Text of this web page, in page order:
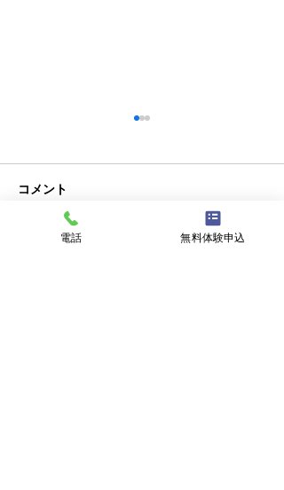
テニス体験会のご案内
コメント
電話 無料体験申込